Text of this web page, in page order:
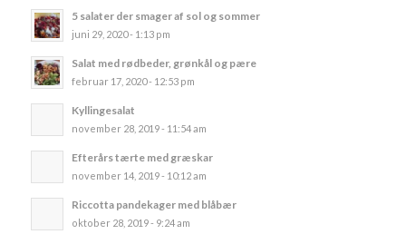
5 salater der smager af sol og sommer
juni 29, 2020 - 1:13 pm
Salat med rødbeder, grønkål og pære
februar 17, 2020 - 12:53 pm
Kyllingesalat
november 28, 2019 - 11:54 am
Efterårs tærte med græskar
november 14, 2019 - 10:12 am
Riccotta pandekager med blåbær
oktober 28, 2019 - 9:24 am